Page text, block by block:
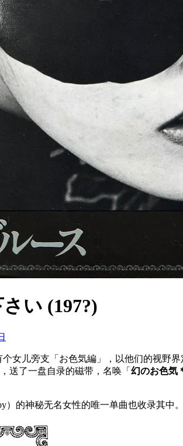
い (197?)
个女儿旁支「お色気編」，以他们的视野
送了一盘自录的磁带，名唤「 幻のお色気
）的神秘无名女性的唯一单曲也收录其中。